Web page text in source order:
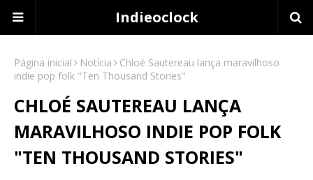
Indieoclock
Página inicial Notícia
Chloé Sautereau lança maravilhoso
indie pop folk "Ten Thousand Stories"
CHLOÉ SAUTEREAU LANÇA
MARAVILHOSO INDIE POP FOLK
"TEN THOUSAND STORIES"